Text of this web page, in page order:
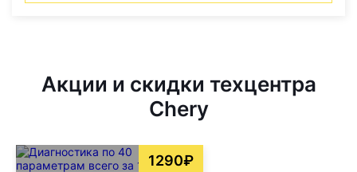
Акции и скидки техцентра
Chery
1290₽